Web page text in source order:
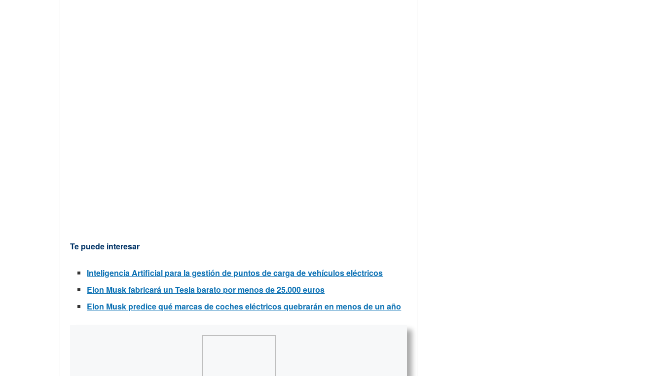
Te puede interesar
Inteligencia Artificial para la gestión de puntos de carga de vehículos eléctricos
Elon Musk fabricará un Tesla barato por menos de 25.000 euros
Elon Musk predice qué marcas de coches eléctricos quebrarán en menos de un año